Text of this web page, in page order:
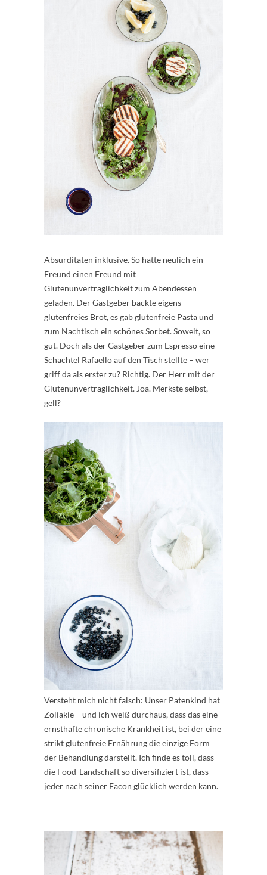
Absurditäten inklusive. So hatte neulich ein
Freund einen Freund mit
Glutenunverträglichkeit zum Abendessen
geladen. Der Gastgeber backte eigens
glutenfreies Brot, es gab glutenfreie Pasta und
zum Nachtisch ein schönes Sorbet. Soweit, so
gut. Doch als der Gastgeber zum Espresso eine
Schachtel Rafaello auf den Tisch stellte – wer
griff da als erster zu? Richtig. Der Herr mit der
Glutenunverträglichkeit. Joa. Merkste selbst,
gell?
Versteht mich nicht falsch: Unser Patenkind hat
Zöliakie – und ich weiß durchaus, dass das eine
ernsthafte chronische Krankheit ist, bei der eine
strikt glutenfreie Ernährung die einzige Form
der Behandlung darstellt. Ich finde es toll, dass
die Food-Landschaft so diversifiziert ist, dass
jeder nach seiner Facon glücklich werden kann.